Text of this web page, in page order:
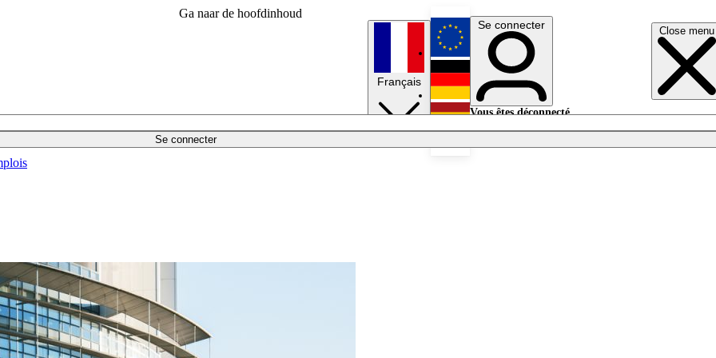
Ga naar de hoofdinhoud
Close menu
Se connecter
Français
English
Deutsch
Se connecter
Vous êtes déconnecté.